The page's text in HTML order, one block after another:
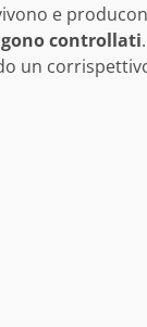
e
controllati
un